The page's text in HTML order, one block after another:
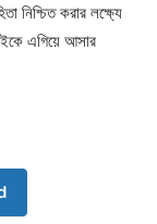
নিশ্চিত করার লক্ষ্যে
এগিয়ে আসার